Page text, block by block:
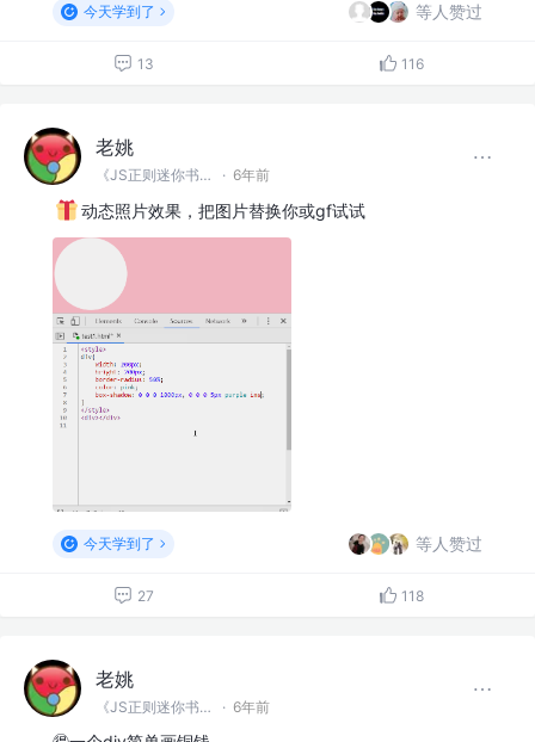
今天学到了 等人赞过
13 116
老姚
《JS正则迷你书》作者 · 6年前
动态照片效果，把图片替换你或gf试试
今天学到了 等人赞过
27 118
老姚
《JS正则迷你书》作者 · 6年前